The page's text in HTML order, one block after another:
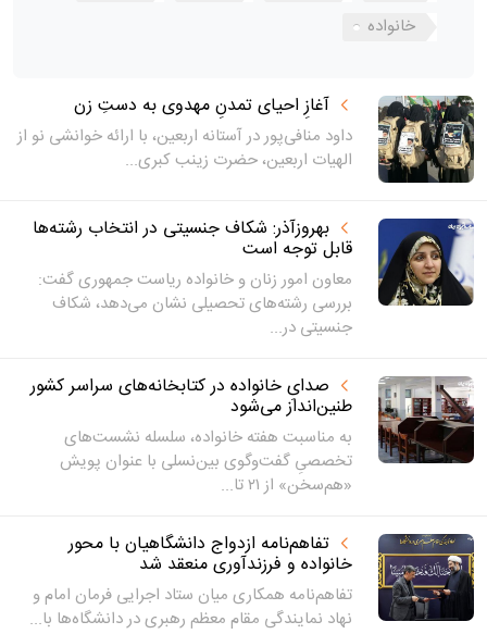
خانواده
آغازِ احیای تمدنِ مهدوی به دستِ زن
داود منافی‌پور در آستانه اربعین، با ارائه خوانشی نو از
الهیات اربعین، حضرت زینب کبری...
بهروزآذر: شکاف جنسیتی در انتخاب رشته‌ها
قابل توجه است
معاون امور زنان و خانواده ریاست جمهوری گفت:
بررسی رشته‌های تحصیلی نشان می‌دهد، شکاف
جنسیتی در...
صدایِ خانواده در کتابخانه‌های سراسر کشور
طنین‌انداز می‌شود
به مناسبت هفته خانواده، سلسله نشست‌های
تخصصیِ گفت‌وگوی بین‌نسلی با عنوان پویش
«هم‌سخن» از ۲۱ تا...
تفاهم‌نامه ازدواج دانشگاهیان با محور
خانواده و فرزندآوری منعقد شد
تفاهم‌نامه همکاری میان ستاد اجرایی فرمان امام و
نهاد نمایندگی مقام معظم رهبری در دانشگاه‌ها با...